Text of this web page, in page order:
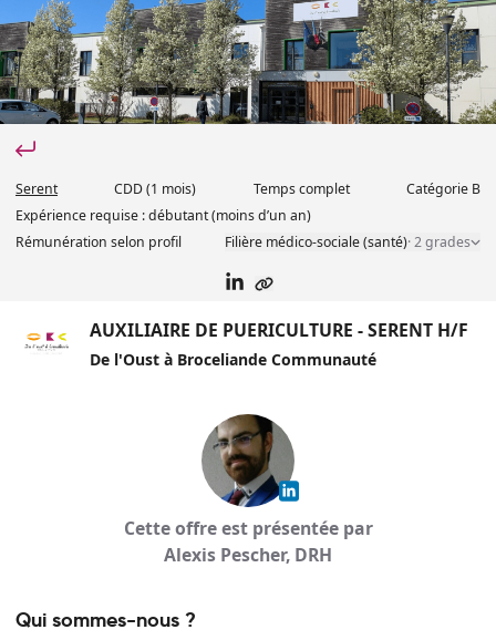
Serent CDD(1 mois) Temps complet CatégorieB
Expérience requise :débutant (moins d’un an)
Rémunération selon profil
Filière médico-sociale (santé)·2 grades
AUXILIAIRE DE PUERICULTURE - SERENT H/F
De l'Oust à Broceliande Communauté
Cette offre est présentée par
Alexis Pescher, DRH
Qui sommes-nous ?